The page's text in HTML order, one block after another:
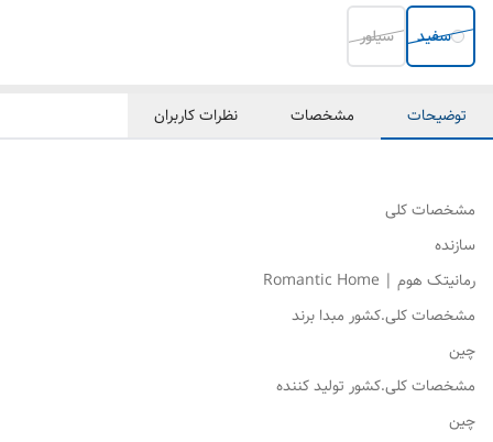
سفید سیلور
توضیحات مشخصات نظرات کاربران
مشخصات کلی
سازنده
رمانیتک هوم | Romantic Home
مشخصات کلی.کشور مبدا برند
چین
مشخصات کلی.کشور تولید کننده
چین